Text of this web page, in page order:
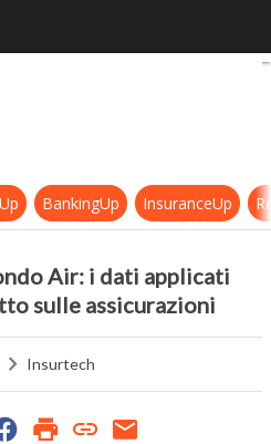
tech secondo Air: i
BankingUp InsuranceUp
Air: i dati applicati
sulle assicurazioni
Insurtech